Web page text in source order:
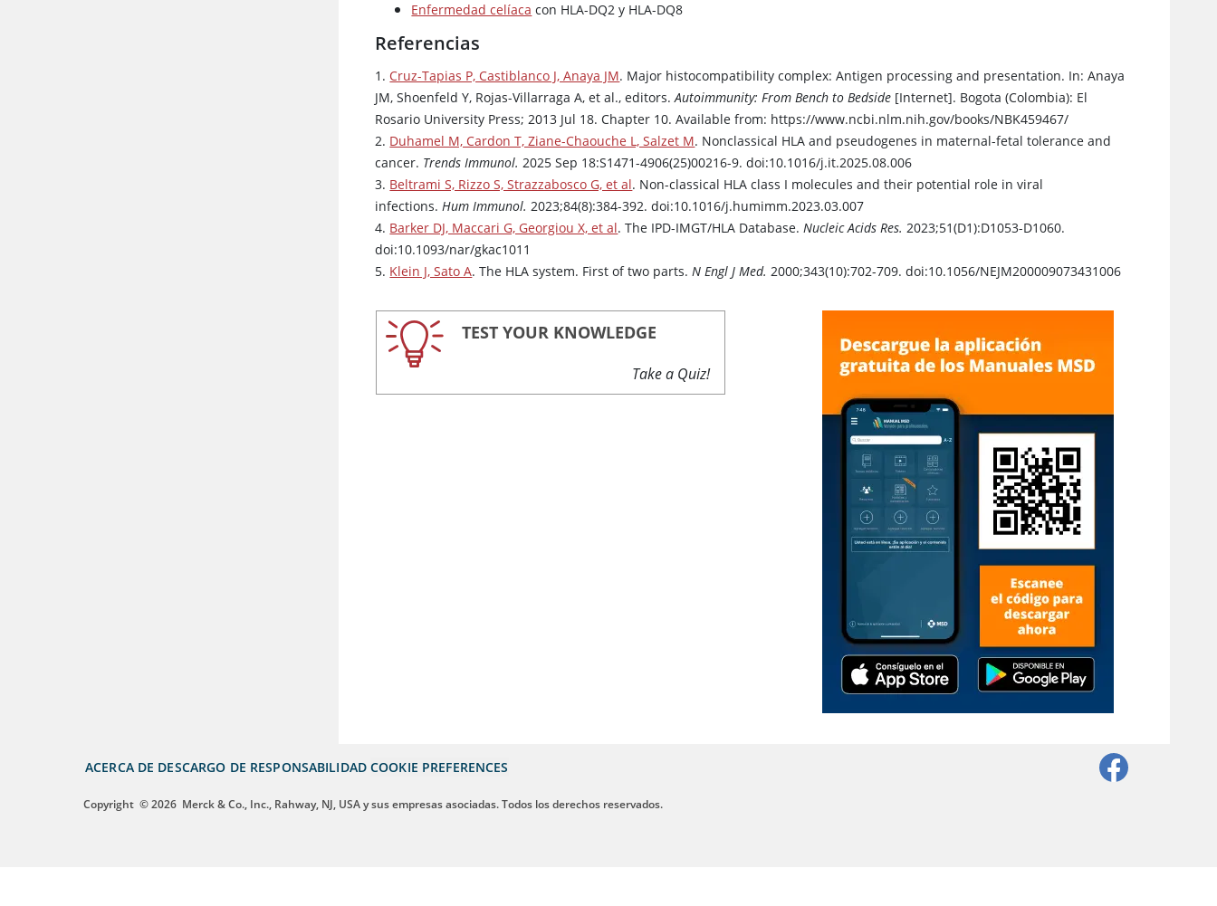
Enfermedad celíaca con HLA-DQ2 y HLA-DQ8
Referencias
1. Cruz-Tapias P, Castiblanco J, Anaya JM. Major histocompatibility complex: Antigen processing and presentation. In: Anaya
JM, Shoenfeld Y, Rojas-Villarraga A, et al., editors.Autoimmunity: From Bench to Bedside [Internet]. Bogota (Colombia): El
Rosario University Press; 2013 Jul 18. Chapter 10. Available from: https://www.ncbi.nlm.nih.gov/books/NBK459467/
2. Duhamel M, Cardon T, Ziane-Chaouche L, Salzet M. Nonclassical HLA and pseudogenes in maternal-fetal tolerance and
cancer. Trends Immunol. 2025 Sep 18:S1471-4906(25)00216-9. doi:10.1016/j.it.2025.08.006
3. Beltrami S, Rizzo S, Strazzabosco G, et al. Non-classical HLA class I molecules and their potential role in viral
infections.Hum Immunol. 2023;84(8):384-392. doi:10.1016/j.humimm.2023.03.007
4. Barker DJ, Maccari G, Georgiou X, et al. The IPD-IMGT/HLA Database.Nucleic Acids Res. 2023;51(D1):D1053-D1060.
doi:10.1093/nar/gkac1011
5. Klein J, Sato A. The HLA system. First of two parts.N Engl J Med. 2000;343(10):702-709. doi:10.1056/NEJM200009073431006
TEST YOUR KNOWLEDGE
Take a Quiz!
ACERCA DE DESCARGO DE RESPONSABILIDAD COOKIE PREFERENCES
Copyright © 2026 Merck & Co., Inc., Rahway, NJ, USA y sus empresas asociadas. Todos los derechos reservados.